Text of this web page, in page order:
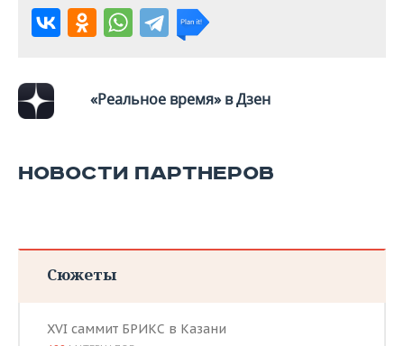
«Реальное время» в Дзен
НОВОСТИ ПАРТНЕРОВ
Сюжеты
XVI саммит БРИКС в Казани